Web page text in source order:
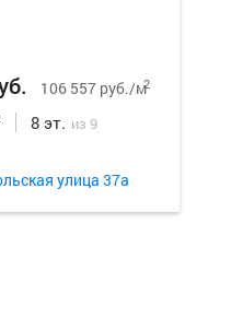
106 557 руб./м2
8 эт. из 9
улица 37а